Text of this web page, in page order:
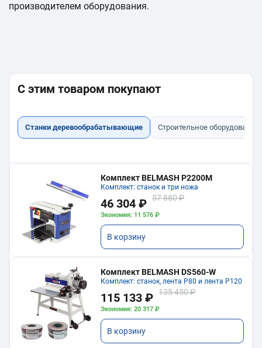
производителем оборудования.
С этим товаром покупают
Станки деревообрабатывающие Строительное оборудование
Комплект BELMASH P2200M
Комплект: станок и три ножа
46 304 ₽ 57 880 ₽
Экономия: 11 576 ₽
В корзину
Комплект BELMASH DS560-W
Комплект: станок, лента P80 и лента P120
115 133 ₽ 135 450 ₽
Экономия: 20 317 ₽
В корзину